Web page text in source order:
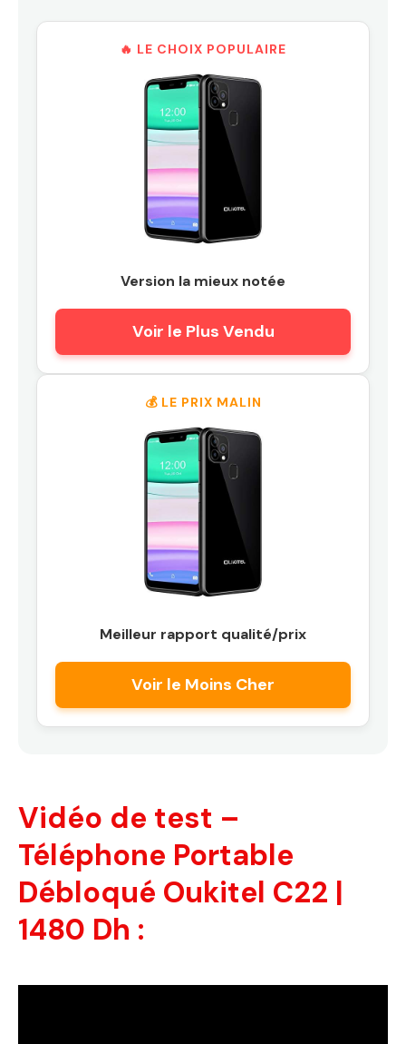
🔥 LE CHOIX POPULAIRE
Version la mieux notée
Voir le Plus Vendu
💰 LE PRIX MALIN
Meilleur rapport qualité/prix
Voir le Moins Cher
Vidéo de test –
Téléphone Portable
Débloqué Oukitel C22 |
1480 Dh :